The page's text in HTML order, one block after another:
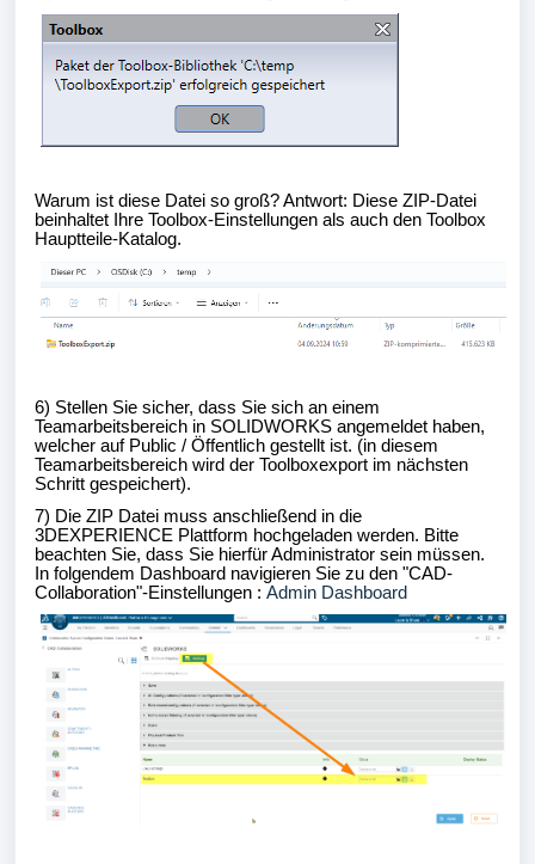
Warum ist diese Datei so groß? Antwort: Diese ZIP-Datei
beinhaltet Ihre Toolbox-Einstellungen als auch den Toolbox
Hauptteile-Katalog.
6) Stellen Sie sicher, dass Sie sich an einem
Teamarbeitsbereich in SOLIDWORKS angemeldet haben,
welcher auf Public / Öffentlich gestellt ist. (in diesem
Teamarbeitsbereich wird der Toolboxexport im nächsten
Schritt gespeichert).
7) Die ZIP Datei muss anschließend in die
3DEXPERIENCE Plattform hochgeladen werden. Bitte
beachten Sie, dass Sie hierfür Administrator sein müssen.
In folgendem Dashboard navigieren Sie zu den "CAD-
Collaboration"-Einstellungen : Admin Dashboard